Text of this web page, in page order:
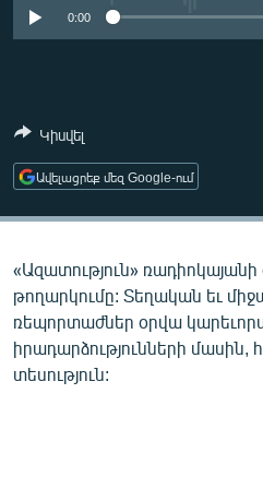
ՄԻՋԱԶԳԱՅԻՆ
ՄԵԿՆԱԲԱՆՈՒԹՅՈՒՆ
ՏՏ ԵՒ ԻՆՏԵՐՆԵՏ
ԿՈՐՈՆԱՎԻՐՈՒՍ
ՏԵՍԱՆՅՈՒԹԵՐ
ԲԱՆԱՎԵՃ
ՁԳՏԵԼՈՎ ԼԱՎԱԳՈՒՅՆԻՆ
0:00
Կիսվել
Ավելացրեք մեզ Google-ում
«Ազատություն»
թողարկումը: Տեղական եւ
ռեպորտաժներ օրվա
իրադարձությունների մասին,
տեսություն: